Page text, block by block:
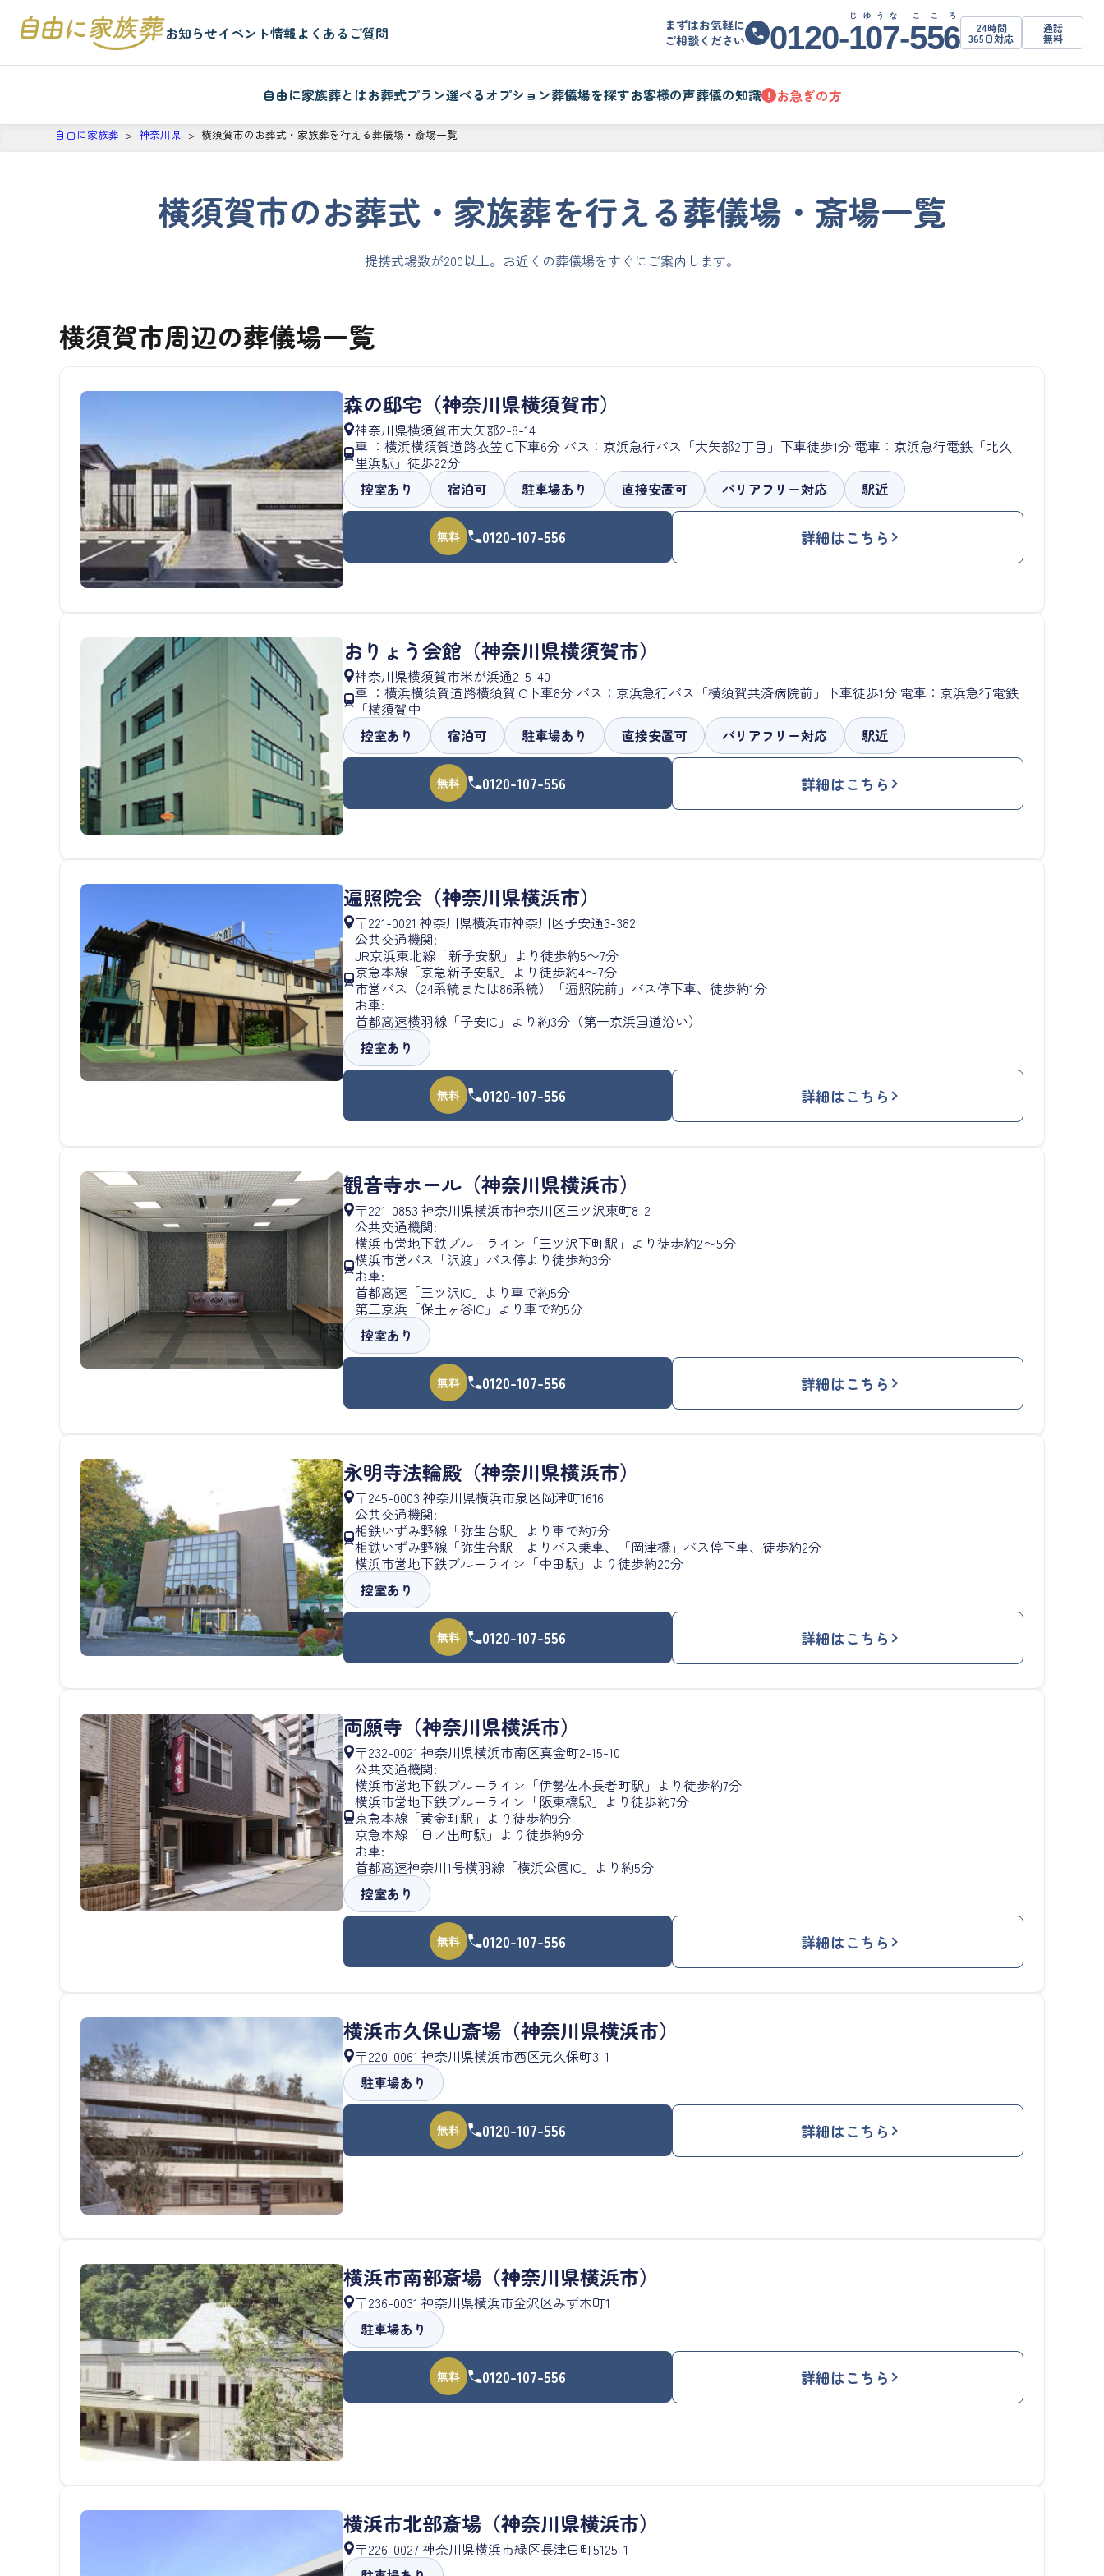
お知らせイベント情報よくあるご質問
まずはお気軽に
ご相談ください
0120-107
じゆうな
-556
こころ
24時間
365日対応
通話
無料
自由に家族葬とはお葬式プラン選べるオプション葬儀場を探すお客様の声葬儀の知識 ! お急ぎの方
自由に家族葬 神奈川県 横須賀市のお葬式・家族葬を行える葬儀場・斎場一覧
横須賀市のお葬式・家族葬を行える葬儀場・斎場一覧
提携式場数が200以上。お近くの葬儀場をすぐにご案内します。
横須賀市周辺の葬儀場一覧
森の邸宅（神奈川県横須賀市）
神奈川県横須賀市大矢部2-8-14
車 ：横浜横須賀道路衣笠IC下車6分 バス：京浜急行バス「大矢部2丁目」下車徒歩1分 電車：京浜急行電鉄「北久
里浜駅」徒歩22分
控室あり
宿泊可 駐車場あり 直接安置可 バリアフリー対応 駅近
無料 0120-107-556 詳細はこちら
おりょう会館（神奈川県横須賀市）
神奈川県横須賀市米が浜通2-5-40
車 ：横浜横須賀道路横須賀IC下車8分 バス：京浜急行バス「横須賀共済病院前」下車徒歩1分 電車：京浜急行電鉄
「横須賀中
控室あり
宿泊可 駐車場あり 直接安置可 バリアフリー対応 駅近
無料 0120-107-556 詳細はこちら
遍照院会（神奈川県横浜市）
〒221-0021 神奈川県横浜市神奈川区子安通3-382
公共交通機関:
JR京浜東北線「新子安駅」より徒歩約5〜7分
京急本線「京急新子安駅」より徒歩約4〜7分
市営バス（24系統または86系統）「遍照院前」バス停下車、徒歩約1分
お車:
首都高速横羽線「子安IC」より約3分（第一京浜国道沿い）
控室あり
無料 0120-107-556 詳細はこちら
観音寺ホール（神奈川県横浜市）
〒221-0853 神奈川県横浜市神奈川区三ツ沢東町8-2
公共交通機関:
横浜市営地下鉄ブルーライン「三ツ沢下町駅」より徒歩約2〜5分
横浜市営バス「沢渡」バス停より徒歩約3分
お車:
首都高速「三ツ沢IC」より車で約5分
第三京浜「保土ヶ谷IC」より車で約5分
控室あり
無料 0120-107-556 詳細はこちら
永明寺法輪殿（神奈川県横浜市）
〒245-0003 神奈川県横浜市泉区岡津町1616
公共交通機関:
相鉄いずみ野線「弥生台駅」より車で約7分
相鉄いずみ野線「弥生台駅」よりバス乗車、「岡津橋」バス停下車、徒歩約2分
横浜市営地下鉄ブルーライン「中田駅」より徒歩約20分
控室あり
無料 0120-107-556 詳細はこちら
両願寺（神奈川県横浜市）
〒232-0021 神奈川県横浜市南区真金町2-15-10
公共交通機関:
横浜市営地下鉄ブルーライン「伊勢佐木長者町駅」より徒歩約7分
横浜市営地下鉄ブルーライン「阪東橋駅」より徒歩約7分
京急本線「黄金町駅」より徒歩約9分
京急本線「日ノ出町駅」より徒歩約9分
お車:
首都高速神奈川1号横羽線「横浜公園IC」より約5分
控室あり
無料 0120-107-556 詳細はこちら
横浜市久保山斎場（神奈川県横浜市）
〒220-0061 神奈川県横浜市西区元久保町3-1
駐車場あり
無料 0120-107-556 詳細はこちら
横浜市南部斎場（神奈川県横浜市）
〒236-0031 神奈川県横浜市金沢区みず木町1
駐車場あり
無料 0120-107-556 詳細はこちら
横浜市北部斎場（神奈川県横浜市）
〒226-0027 神奈川県横浜市緑区長津田町5125-1